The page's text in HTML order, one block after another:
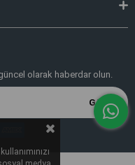
olarak haberdar olun.
Gönder